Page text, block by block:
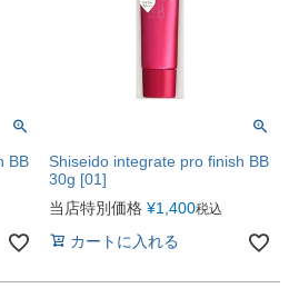
BB
Shiseido integrate pro finish BB
30g [01]
当店特別価格 ¥1,400税込
カートに入れる